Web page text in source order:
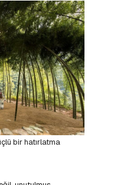
bir hatırlatma